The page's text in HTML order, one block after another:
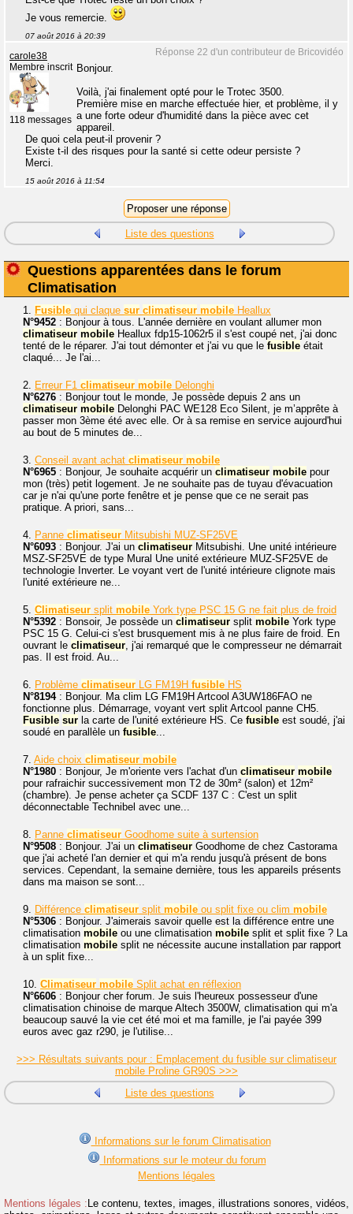
Je vous remercie.
07 août 2016 à 20:39
Réponse 22 d'un contributeur de Bricovidéo
carole38
Membre inscrit
118 messages
Bonjour.
Voilà, j'ai finalement opté pour le Trotec 3500.
Première mise en marche effectuée hier, et problème, il y
a une forte odeur d'humidité dans la pièce avec cet
appareil.
De quoi cela peut-il provenir ?
Existe t-il des risques pour la santé si cette odeur persiste ?
Merci.
15 août 2016 à 11:54
Liste des questions
Questions apparentées dans le forum
Climatisation
1. Fusible qui claque sur climatiseur mobile Heallux
N°9452 : Bonjour à tous. L'année dernière en voulant allumer mon
climatiseur mobile Heallux fdp15-1062r5 il s'est coupé net, j'ai donc
tenté de le réparer. J'ai tout démonter et j'ai vu que le fusible était
claqué... Je l'ai...
2. Erreur F1 climatiseur mobile Delonghi
N°6276 : Bonjour tout le monde, Je possède depuis 2 ans un
climatiseur mobile Delonghi PAC WE128 Eco Silent, je m’apprête à
passer mon 3ème été avec elle. Or à sa remise en service aujourd'hui
au bout de 5 minutes de...
3. Conseil avant achat climatiseur mobile
N°6965 : Bonjour, Je souhaite acquérir un climatiseur mobile pour
mon (très) petit logement. Je ne souhaite pas de tuyau d'évacuation
car je n'ai qu'une porte fenêtre et je pense que ce ne serait pas
pratique. A priori, sans...
4. Panne climatiseur Mitsubishi MUZ-SF25VE
N°6093 : Bonjour. J'ai un climatiseur Mitsubishi. Une unité intérieure
MSZ-SF25VE de type Mural Une unité extérieure MUZ-SF25VE de
technologie Inverter. Le voyant vert de l'unité intérieure clignote mais
l'unité extérieure ne...
5. Climatiseur split mobile York type PSC 15 G ne fait plus de froid
N°5392 : Bonsoir, Je possède un climatiseur split mobile York type
PSC 15 G. Celui-ci s'est brusquement mis à ne plus faire de froid. En
ouvrant le climatiseur, j'ai remarqué que le compresseur ne démarrait
pas. Il est froid. Au...
6. Problème climatiseur LG FM19H fusible HS
N°8194: Bonjour. Ma clim LG FM19H Artcool A3UW186FAO ne
fonctionne plus. Démarrage, voyant vert split Artcool panne CH5.
Fusible sur la carte de l'unité extérieure HS. Ce fusible est soudé, j'ai
soudé en parallèle un fusible...
7. Aide choix climatiseur mobile
N°1980 : Bonjour, Je m'oriente vers l'achat d'un climatiseur mobile
pour rafraichir successivement mon T2 de 30m² (salon) et 12m²
(chambre). Je pense acheter ça SCDF 137 C : C'est un split
déconnectable Technibel avec une...
8. Panne climatiseur Goodhome suite à surtension
N°9508 : Bonjour. J'ai un climatiseur Goodhome de chez Castorama
que j'ai acheté l'an dernier et qui m'a rendu jusqu'à présent de bons
services. Cependant, la semaine dernière, tous les appareils présents
dans ma maison se sont...
9. Différence climatiseur split mobile ou split fixe ou clim mobile
N°5306 : Bonjour. J'aimerais savoir quelle est la différence entre une
climatisation mobile ou une climatisation mobile split et split fixe ? La
climatisation mobile split ne nécessite aucune installation par rapport
à un split fixe...
10. Climatiseur mobile Split achat en réflexion
N°6606 : Bonjour cher forum. Je suis l'heureux possesseur d'une
climatisation chinoise de marque Altech 3500W, climatisation qui m'a
beaucoup sauvé la vie cet été moi et ma famille, je l'ai payée 399
euros avec gaz r290, je l'utilise...
>>> Résultats suivants pour : Emplacement du fusible sur climatiseur
mobile Proline GR90S >>>
Liste des questions
Informations sur le forum Climatisation
Informations sur le moteur du forum
Mentions légales
Mentions légales : Le contenu, textes, images, illustrations sonores, vidéos,